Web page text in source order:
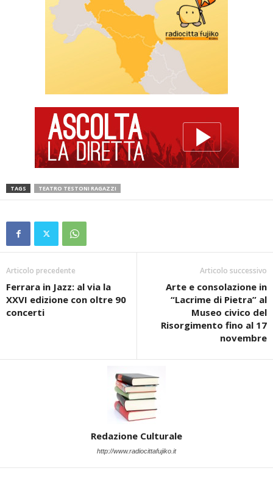
TAGS TEATRO TESTONI RAGAZZI
Articolo precedente
Ferrara in Jazz: al via la
XXVI edizione con oltre 90
concerti
Articolo successivo
Arte e consolazione in
“Lacrime di Pietra” al
Museo civico del
Risorgimento fino al 17
novembre
Redazione Culturale
http://www.radiocittafujiko.it